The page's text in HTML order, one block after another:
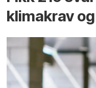
klimakrav